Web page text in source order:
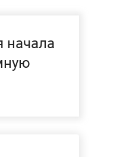
начала